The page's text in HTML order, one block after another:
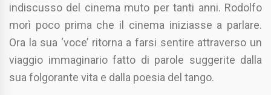
indiscusso del cinema muto per tanti anni. Rodolfo
morì poco prima che il cinema iniziasse a parlare.
Ora la sua ‘voce’ ritorna a farsi sentire attraverso un
viaggio immaginario fatto di parole suggerite dalla
sua folgorante vita e dalla poesia del tango.